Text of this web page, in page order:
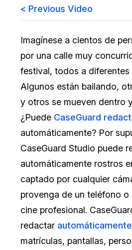
Servicios Financieros
Casinos
Medios de
Entretenimiento
Centros de Crisis y Las
La Venta al Por Menor
TI y Operaciones
Videoteca
Recomendaciones
Sobre nosotros
Trabaja con nosotros
< Previous Video
Imagínese a cientos de
por una calle muy
festival, todos a diferentes
Algunos están bailando,
y otros se mueven dentro
¿Puede CaseGuard
automáticamente? Por
CaseGuard Studio puede
automáticamente rostros
captado por cualquier
provenga de un teléfono
cine profesional.
redactar
matrículas, pantallas,